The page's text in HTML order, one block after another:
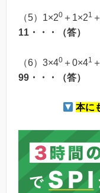
（5）1×20 ＋1×21
11・・・（答）
（6）3×40 ＋0×41
99・・・（答）
本に